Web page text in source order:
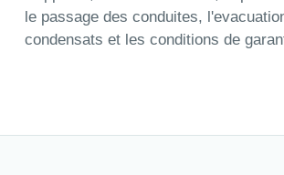
le passage des conduites,
condensats et les conditions de